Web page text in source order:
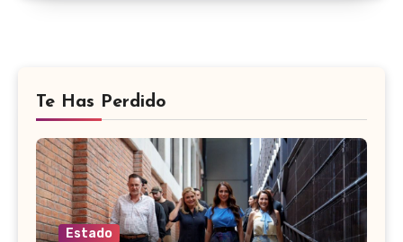
Te Has Perdido
Estado